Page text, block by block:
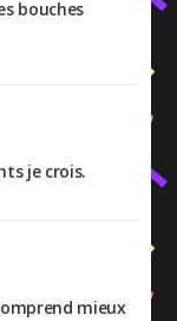
bouches
je crois.
mieux